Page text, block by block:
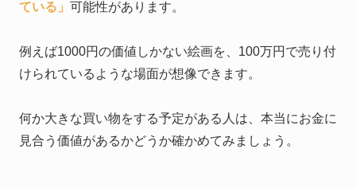
ている」 可能性があります。
例えば1000円の価値しかない絵画を、100万円で売り付
けられているような場面が想像できます。
何か大きな買い物をする予定がある人は、本当にお金に
見合う価値があるかどうか確かめてみましょう。